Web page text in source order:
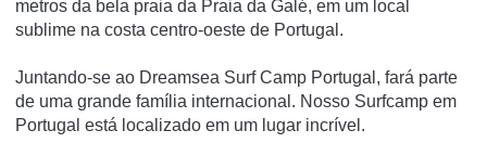
metros da bela praia da Praia da Galé, em um local
sublime na costa centro-oeste de Portugal.
Juntando-se ao Dreamsea Surf Camp Portugal, fará parte
de uma grande família internacional. Nosso Surfcamp em
Portugal está localizado em um lugar incrível.